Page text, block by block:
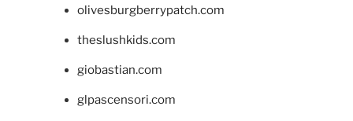
olivesburgberrypatch.com
theslushkids.com
giobastian.com
glpascensori.com